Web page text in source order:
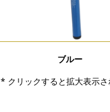
ブルー
* クリックすると拡大表示さ